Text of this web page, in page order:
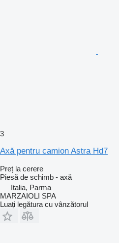
3
Axă pentru camion Astra Hd7
Preț la cerere
Piesă de schimb - axă
Italia, Parma
MARZAIOLI SPA
Luați legătura cu vânzătorul